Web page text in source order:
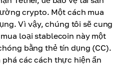
crypto. Một cách mua
Vì vậy, chúng tôi sẽ cung
loại stablecoin này một
bằng thẻ tín dụng (CC).
các cách thực hiện ẩn